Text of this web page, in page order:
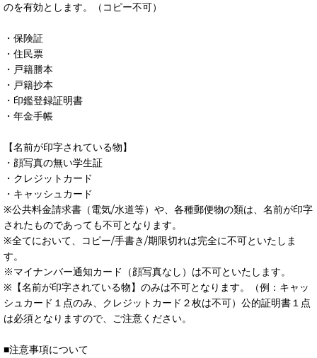
のを有効とします。（コピー不可）
・保険証
・住民票
・戸籍謄本
・戸籍抄本
・印鑑登録証明書
・年金手帳
【名前が印字されている物】
・顔写真の無い学生証
・クレジットカード
・キャッシュカード
※公共料金請求書（電気/水道等）や、各種郵便物の類は、名前が印字
されたものであっても不可となります。
※全てにおいて、コピー/手書き/期限切れは完全に不可といたしま
す。
※マイナンバー通知カード（顔写真なし）は不可といたします。
※【名前が印字されている物】のみは不可となります。（例：キャッ
シュカード１点のみ、クレジットカード２枚は不可）公的証明書１点
は必須となりますので、ご注意ください。
■注意事項について